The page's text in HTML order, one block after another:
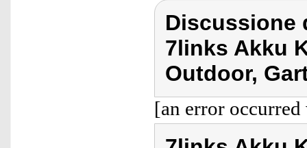
Discussione
7links Akku
Outdoor,
[an error